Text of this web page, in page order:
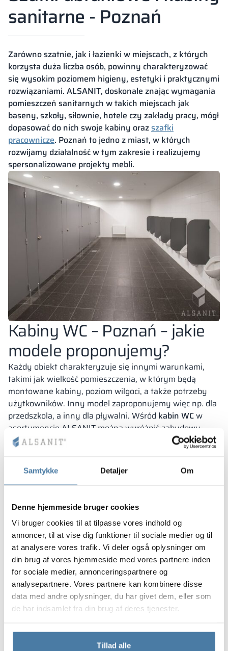
Samtykke Detaljer Om
Denne hjemmeside bruger cookies
Vi bruger cookies til at tilpasse vores indhold og
annoncer, til at vise dig funktioner til sociale medier og til
at analysere vores trafik. Vi deler også oplysninger om
din brug af vores hjemmeside med vores partnere inden
for sociale medier, annonceringspartnere og
analysepartnere. Vores partnere kan kombinere disse
data med andre oplysninger, du har givet dem, eller som
de har indsamlet fra din brug af deres tjenester.
Tillad alle
sanitarne - Poznań
Zarówno szatnie, jak i łazienki w miejscach, z których
korzysta duża liczba osób, powinny charakteryzować
się wysokim poziomem higieny, estetyki i praktycznymi
rozwiązaniami. ALSANIT, doskonale znając wymagania
pomieszczeń sanitarnych w takich miejscach jak
baseny, szkoły, siłownie, hotele czy zakłady pracy, mógł
dopasować do nich swoje kabiny orazszafki
pracownicze. Poznań to jedno z miast, w których
rozwijamy działalność w tym zakresie i realizujemy
spersonalizowane projekty mebli.
Kabiny WC – Poznań – jakie
modele proponujemy?
Każdy obiekt charakteryzuje się innymi warunkami,
takimi jak wielkość pomieszczenia, w którym będą
montowane kabiny, poziom wilgoci, a także potrzeby
użytkowników. Inny model zaproponujemy więc np. dla
przedszkola, a inny dla pływalni. Wśród kabin WCw
asortymencie ALSANIT można wyróżnić zabudowy,
które:
występują w szerokiej gamie kolorystycznej, co
umożliwia swobodne dopasowanie nowej konstrukcji
do wyglądu całego wnętrza;
dzięki czemu nasze projekty realizujemy także w
ekskluzywnych wnętrzach, takich jak hotele, salony
SPA, biura, firmowe siłownie i wiele innych;
posiadają system bezpiecznych palców lub drzwi
„kowbojki”, które doskonale sprawdzają się w
przedszkolach;
dają wrażenie wiszących kabin sanitarnych– taką
cechą posiadają ścianki LIFT;
odznaczają siędużą odpornością na uszkodzenia
i ewentualne akty wandalizmu.